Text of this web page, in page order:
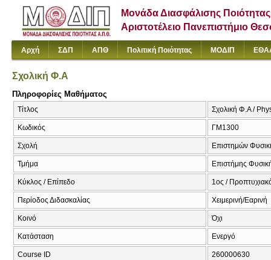
Μονάδα Διασφάλισης Ποιότητας
Αριστοτέλειο Πανεπιστήμιο
Αρχή ΣΔΠ ΑΠΘ Πολιτική Ποιότητας ΜΟΔΙΠ
Σχολική Φ.Α
Πληροφορίες Μαθήματος
Τίτλος Σχολική Φ.Α /
Κωδικός ΓΜ1300
Σχολή Επιστημών
Τμήμα Επιστήμης
Κύκλος / Επίπεδο 1ος /
Περίοδος Διδασκαλίας Χειμερινή/Εαρινή
Κοινό Όχι
Κατάσταση Ενεργό
Course ID 260000630